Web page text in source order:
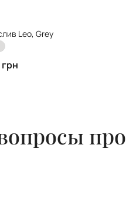
Leo, Grey
грн
про